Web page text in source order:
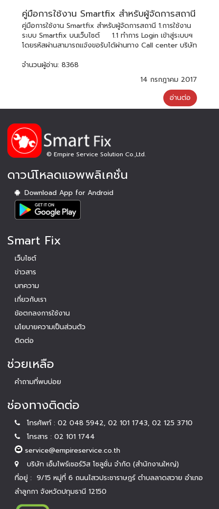
คู่มือการใช้งาน Smartfix สำหรับผู้จัดการสถานี
คู่มือการใช้งาน Smartfix สำหรับผู้จัดการสถานี 1.การใช้งาน
ระบบ Smartfix บนเว็บไซต์ 1.1 ทำการ Login เข้าสู่ระบบฯ
โดยรหัสผ่านสามารถแจ้งขอรับได้ผ่านทาง Call center บริษัท
แสดงประเภทอุปกรณ์ ดังภาพ จากนั้นเลือกประเภทอุปกรณ์ที่
จะทำการแจ้งซ่อม 1.3 ระบบจะแสดงอุปกรณ์ที่ติดตั้ง โดย
จะเรียงจาก S/N และ รุ่นของอุปกรณ์ หากไม่มี S/N และ รุ่น
ของอุปกรณ์ ให้คลิกที่ "ไม่มีหมายเลขอุปกรณ์" 1.4 ระบบ
จะแสดงปัญหาของอุปกรณ์ จากนั้นเลือกปัญหาที่จะทำการแจ้ง
เพิ่มชื่อแจ้งซ่อม จากนั้นทำการเพิ่มรายละเอียดการซ่อม และ
กดยืนยันเพื่อแจ้งซ่อม 1.6 รายการแจ้งซ่อม -
ตรวจสอบสถานะของงานซ่อม - ตรวจสอบรายละเอียด
ของงานซ่อม - ยกเลิกงานซ่อม 1.7ประวัติการแจ้ง
- ตรวจสอบรายละเอียดของงานซ่อม - ประเมิน
2.1 ทำการ Download Application Smartfix จาก
Google Play หรือ Appstore 2.2 ทำการ Login เข้าสู่
ระบบฯ และทำการเลือกกลุ่มอุปกรณ์ในการแจ้งซ่อม 2.3
ทำการเลือกทรัพย์สินที่ติดตั้งโดยดูจาก S/N และ รุ่น จากนั้น
นั้นเพิ่มรายละเอียดการเสียที่เกี่ยวข้องพร้อมทั้งชื่อผู้แจ้ง
สอบการแจ้งซ่อมและกดส่งข้อมูล 2.6 หมวดรายการ
แจ้งซ่อม และรายการอื่นๆ - ติดตามสถานการณ์แจ้ง
- ตั้งค่าภาษา - คู่มือการใช้งานเบื้องต้น
จำนวนผู้อ่าน: 8368
14 กรกฎาคม 2017
อ่านต่อ
© Empire Service Solution Co.,Ltd.
ดาวน์โหลดแอพพลิเคชั่น
Download App for Android
Smart Fix
เว็บไซต์
ข่าวสาร
บทความ
เกี่ยวกับเรา
ข้อตกลงการใช้งาน
นโยบายความเป็นส่วนตัว
ติดต่อ
ช่วยเหลือ
คำถามที่พบบ่อย
ช่องทางติดต่อ
โทรศัพท์ : 02 048 5942, 02 101 1743, 02 125 3710
โทรสาร : 02 101 1744
service@empireservice.co.th
บริษัท เอ็มไพร์เซอร์วิส โซลูชั่น จำกัด (สำนักงานใหญ่)
ที่อยู่ : 9/15 หมู่ที่ 6 ถนนไสวประชาราษฎร์ ตำบลลาดสวาย อำเภอ
ลำลูกกา จังหวัดปทุมธานี 12150